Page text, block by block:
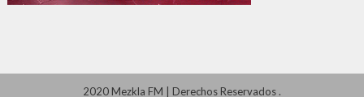
2020 Mezkla FM Derechos Reservados.